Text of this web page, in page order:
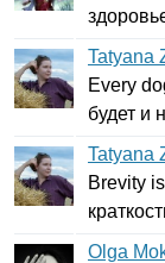
Tatyana
Every
будет и
Tatyana
Brevity is
Olga